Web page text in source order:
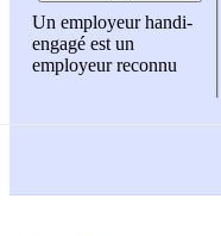
Un employeur handi-
engagé est un
employeur reconnu